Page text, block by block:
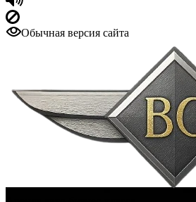
Обычная версия сайта